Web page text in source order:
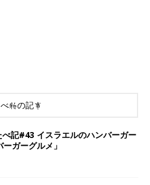
べ物の記事
記#43 イスラエルのハンバーガー
ガーグルメ」